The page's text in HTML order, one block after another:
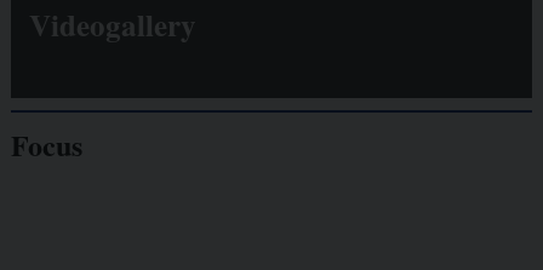
Videogallery
Focus